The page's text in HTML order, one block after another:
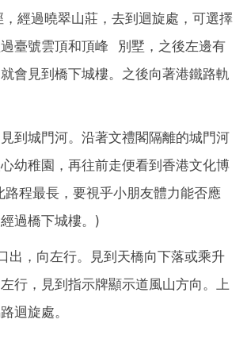
經過曉翠山莊，去到迴旋處，可選擇
臺號雲頂和頂峰 別墅，之後左邊有
會見到橋下城樓。之後向著港鐵路軌
到城門河。沿著文禮閣隔離的城門河
幼稚園，再往前走便看到香港文化博
路程最長，要視乎小朋友體力能否應
過橋下城樓。)
出，向左行。見到天橋向下落或乘升
行，見到指示牌顯示道風山方向。上
迴旋處。